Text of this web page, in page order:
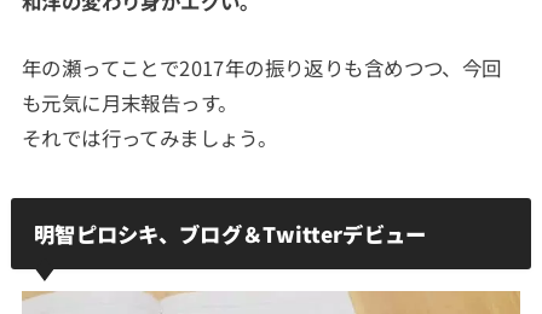
年の瀬ってことで2017年の振り返りも含めつつ、今回
も元気に月末報告っす。
それでは行ってみましょう。
明智ピロシキ、ブログ＆Twitterデビュー